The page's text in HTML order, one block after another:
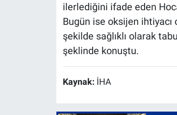
ilerlediğini ifade eden
Bugün ise oksijen ihtiyacı
şekilde sağlıklı olarak
şeklinde konuştu.
Kaynak: İHA